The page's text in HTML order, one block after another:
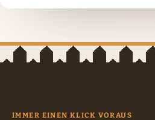
IMMER EINEN KLICK VORAUS